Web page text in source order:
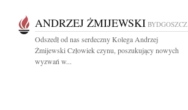
ANDRZEJ ŻMIJEWSKI BYDGOSZCZ
Odszedł od nas serdeczny Kolega Andrzej
Żmijewski Człowiek czynu, poszukujący nowych
wyzwań w...